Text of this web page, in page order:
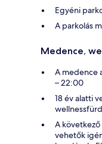
Egyéni
A parkolás
Medence,
A medence
– 22:00
18 év alatti
A következő
vehetők